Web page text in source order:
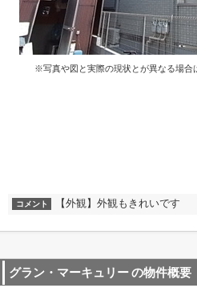
※写真や図と実際の現状とが異なる場合
コメント 【外観】外観もきれいです
グラン・マーキュリーの物件概要